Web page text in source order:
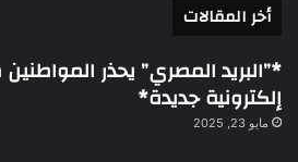
أخر المقالات
*”البريد المصري” يحذر
إلكترونية جديدة*
مايو 23, 2025